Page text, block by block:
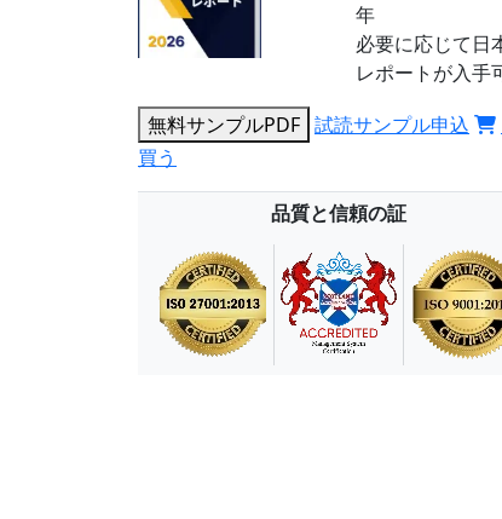
年
必要に応じて日
レポートが入手
無料サンプルPDF 試読サンプル申込
買う
品質と信頼の証